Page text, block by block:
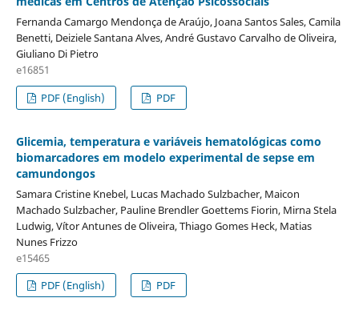
Fernanda Camargo Mendonça de Araújo, Joana Santos Sales, Camila
Benetti, Deiziele Santana Alves, André Gustavo Carvalho de Oliveira,
Giuliano Di Pietro
e16851
PDF (English)
PDF
Glicemia, temperatura e variáveis hematológicas como
biomarcadores em modelo experimental de sepse em
camundongos
Samara Cristine Knebel, Lucas Machado Sulzbacher, Maicon
Machado Sulzbacher, Pauline Brendler Goettems Fiorin, Mirna Stela
Ludwig, Vítor Antunes de Oliveira, Thiago Gomes Heck, Matias
Nunes Frizzo
e15465
PDF (English)
PDF